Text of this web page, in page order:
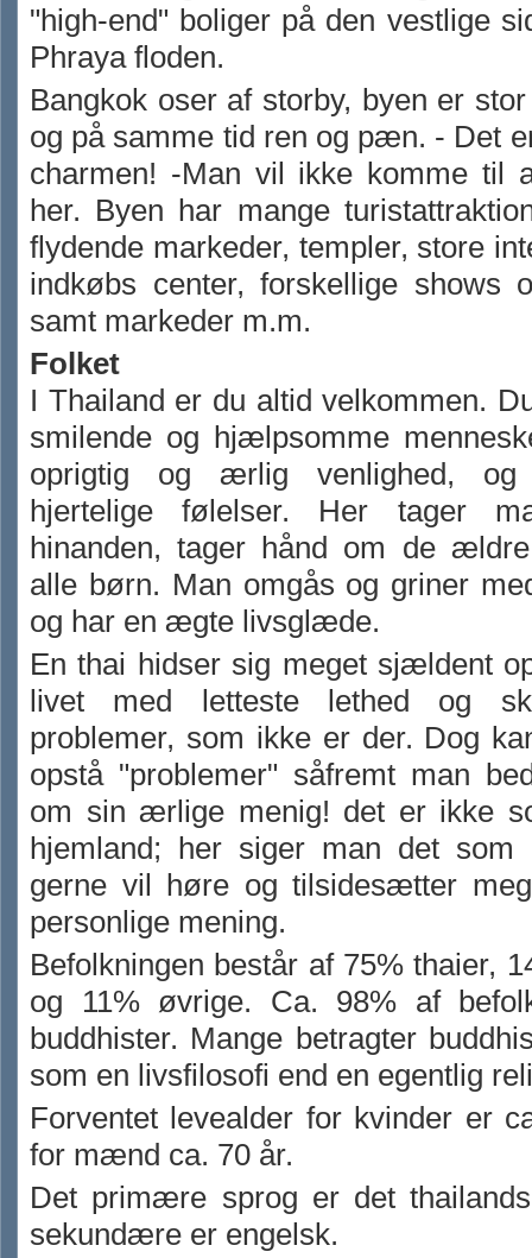
"high-end" boliger på den vestlige
Phraya floden.
Bangkok oser af storby, byen er
og på samme tid ren og pæn. - Det
charmen! -Man vil ikke komme til
her. Byen har mange
flydende markeder, templer, store
indkøbs center, forskellige shows
samt markeder m.m.
Folket
I Thailand er du altid velkommen.
smilende og hjælpsomme
oprigtig og ærlig venlighed,
hjertelige følelser. Her tager
hinanden, tager hånd om de
alle børn. Man omgås og griner
og har en ægte livsglæde.
En thai hidser sig meget sjældent
livet med letteste lethed og
problemer, som ikke er der. Dog
opstå "problemer" såfremt man
om sin ærlige menig! det er ikke
hjemland; her siger man det som
gerne vil høre og tilsidesætter
personlige mening.
Befolkningen består af 75% thaier,
og 11% øvrige. Ca. 98% af
buddhister. Mange betragter
som en livsfilosofi end en egentlig
Forventet levealder for kvinder er
for mænd ca. 70 år.
Det primære sprog er det
sekundære er engelsk.